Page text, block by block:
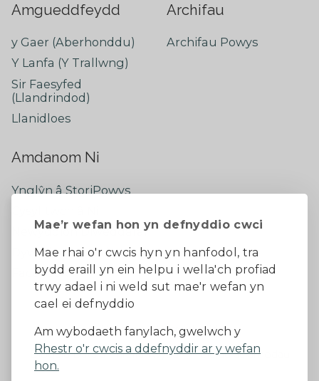
Mae’r wefan hon yn defnyddio cwci
Mae rhai o'r cwcis hyn yn hanfodol, tra
bydd eraill yn ein helpu i wella'ch profiad
trwy adael i ni weld sut mae'r wefan yn
cael ei defnyddio
Am wybodaeth fanylach, gwelwch y
Rhestr o'r cwcis a ddefnyddir ar y wefan
hon.
Amgueddfeydd
y Gaer (Aberhonddu)
Y Lanfa (Y Trallwng)
Sir Faesyfed
(Llandrindod)
Llanidloes
Archifau
Archifau Powys
Amdanom Ni
Ynglŷn â StoriPowys
Newyddion Diweddaraf
Dywedwch eich barn
Facebook
Datganiad Hygyrchedd
Diogelu Data a Phreifatrwydd
Telerau ac amodau